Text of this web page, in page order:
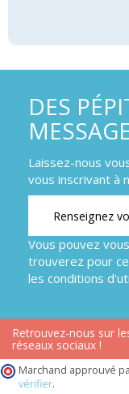
DES
Laissez-nous
vous inscrivant à
Vous pouvez
trouverez pour
les conditions
Retrouvez-nous sur
réseaux sociaux !
Marchand approuvé
vérifier.